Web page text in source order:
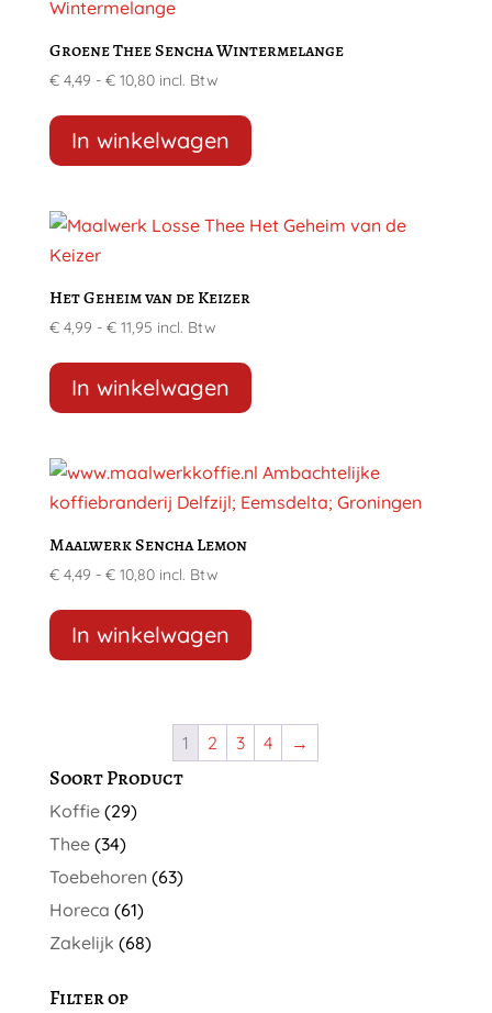
worden
op
productpagina
Groene Thee Sencha Wintermelange
€4,49 - €10,80Prijsklasse:
tot
€ 10,80
incl. Btw
In winkelwagen
heeft
variaties.
worden
op
productpagina
Het Geheim van de Keizer
€4,99 - €11,95Prijsklasse:
tot
€ 11,95
incl. Btw
In winkelwagen
heeft
variaties.
Deze
worden
op
Maalwerk Sencha Lemon
€4,49 - €10,80Prijsklasse:
tot
€ 10,80
incl. Btw
In winkelwagen
heeft
variaties.
Deze
1 2 3 4 →
Soort Product
Koffie (29)
Thee (34)
Toebehoren (63)
Horeca (61)
Zakelijk (68)
Filter op